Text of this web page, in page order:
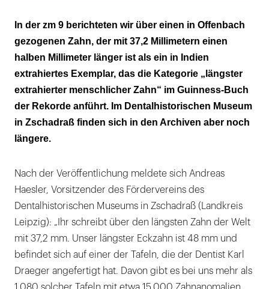
Die Tafeln des Dentisten Karl Draeger
In der zm 9 berichteten wir über einen in Offenbach
gezogenen Zahn, der mit 37,2 Millimetern einen
halben Millimeter länger ist als ein in Indien
extrahiertes Exemplar, das die Kategorie „längster
extrahierter menschlicher Zahn“ im Guinness-Buch
der Rekorde anführt. Im Dentalhistorischen Museum
in Zschadraß finden sich in den Archiven aber noch
längere.
Nach der Veröffentlichung meldete sich Andreas
Haesler, Vorsitzender des Fördervereins des
Dentalhistorischen Museums in Zschadraß (Landkreis
Leipzig): „Ihr schreibt über den längsten Zahn der Welt
mit 37,2 mm. Unser längster Eckzahn ist 48 mm und
befindet sich auf einer der Tafeln, die der Dentist Karl
Draeger angefertigt hat. Davon gibt es bei uns mehr als